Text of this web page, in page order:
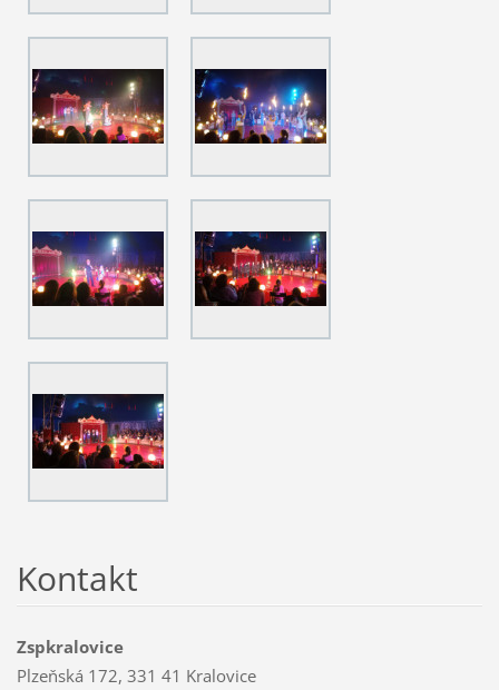
Kontakt
Zspkralovice
Plzeňská 172, 331 41 Kralovice